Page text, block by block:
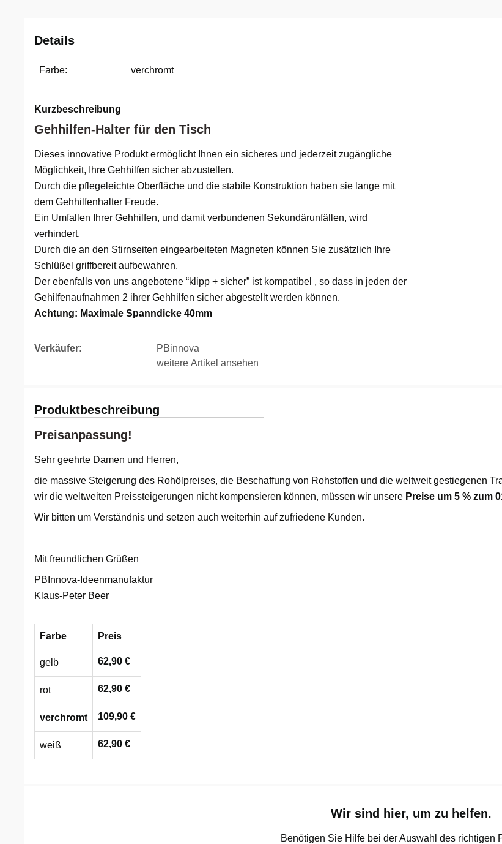
Details
Farbe: verchromt
Kurzbeschreibung
Gehhilfen-Halter für den Tisch
Dieses innovative Produkt ermöglicht Ihnen ein sicheres und jederzeit zugängliche
Möglichkeit, Ihre Gehhilfen sicher abzustellen.
Durch die pflegeleichte Oberfläche und die stabile Konstruktion haben sie lange mit
dem Gehhilfenhalter Freude.
Ein Umfallen Ihrer Gehhilfen, und damit verbundenen Sekundärunfällen, wird
verhindert.
Durch die an den Stirnseiten eingearbeiteten Magneten können Sie zusätzlich Ihre
Schlüßel griffbereit aufbewahren.
Der ebenfalls von uns angebotene “klipp + sicher” ist kompatibel , so dass in jeden der
Gehilfenaufnahmen 2 ihrer Gehhilfen sicher abgestellt werden können.
Achtung: Maximale Spanndicke 40mm
Verkäufer: PBinnova
Produktbeschreibung
Preisanpassung!
Sehr geehrte Damen und Herren,
die massive Steigerung des Rohölpreises, die Beschaffung von Rohstoffen und die weltweit gestiegenen
wir die weltweiten Preissteigerungen nicht kompensieren können, müssen wir unsere Preise um 5 % zum
Wir bitten um Verständnis und setzen auch weiterhin auf zufriedene Kunden.
Mit freundlichen Grüßen
PBInnova-Ideenmanufaktur
Klaus-Peter Beer
Farbe Preis
gelb 62,90 €
rot 62,90 €
verchromt 109,90 €
weiß 62,90 €
Wir sind hier, um zu helfen.
Benötigen Sie Hilfe bei der Auswahl des richtigen
Leipzig
Mannheim
München
Rosenheim
Wuppertal
Zwickau
Schwäbische Alb
Bitterfeld
Blieskastel
Bonn
Bostalsee
Brandenburg an der Havel
Braunschweig
Bremen
Bremervörde
Bruchköbel
Bruchsal
Chemnitz
Deggendorf
Dessau
Dietzenbach
Dingolfing
Oberhausen, Nordrhein-Westfalen
Rostock
Schweinfurt (Bayern)
Sundern (NRW)
Wiesbaden
Freiburg
Hannover
Meißen
Mengen
München
Münster
Nürnberg
Riesa
sächsische Schweiz
Leipzig
Masserberg
Merseburg
Naumburg (Saale)
Nordhausen
Querfurt
Römhild
Saalfeld
Sangerhausen
Sonneberg
Unterwellenborn
Weimar
Mühlhausen
Nürnberg
Siebeldingen bei Ludwigshafen am Rhein
Stuttgart
Würzburg
Zwickau
Freundin
Schwester
Sohn
Tochter
Schwester